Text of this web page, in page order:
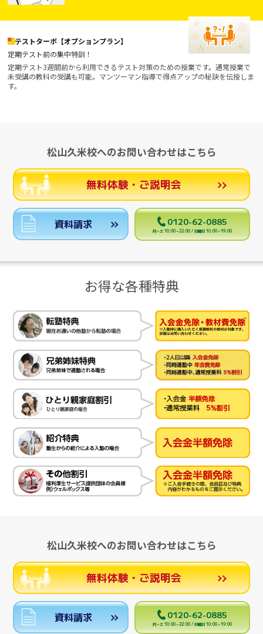
テストターボ【オプションプラン】
定期テスト前の集中特訓！
定期テスト3週間前から利用できるテスト対策のための授業です。通常授業で
未受講の教科の受講も可能。マンツーマン指導で得点アップの秘訣を伝授しま
す。
松山久米校へのお問い合わせはこちら
無料体験・ご説明会
資料請求 0120-62-0885
月～土 10:00～22:00 / 日曜日 10:00～19:00
お得な各種特典
松山久米校へのお問い合わせはこちら
無料体験・ご説明会
資料請求 0120-62-0885
月～土 10:00～22:00 / 日曜日 10:00～19:00